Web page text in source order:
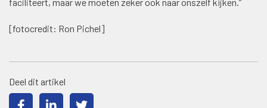
[fotocredit: Ron Pichel]
Deel dit artikel